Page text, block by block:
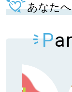
あなた
P